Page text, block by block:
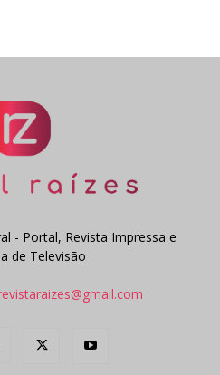
- Portal, Revista Impressa e
de Televisão